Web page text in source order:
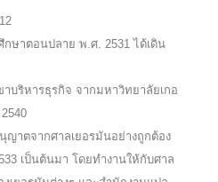
กษาตอนปลาย พ.ศ. 2531ได้เดิน
บริหารธุรกิจ จากมหาวิทยาลัยเกอ
าตจากศาลเยอรมันอย่างถูกต้อง
เป็นต้นมา โดยทำงานให้กับศาล